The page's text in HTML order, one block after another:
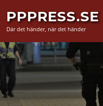
innehåll
PPPRESS.SE
Där det händer, när det händer